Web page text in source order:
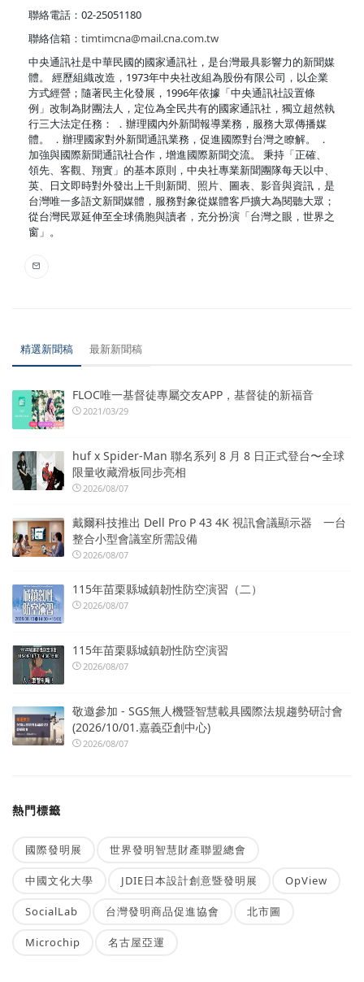
聯絡電話：02-25051180
聯絡信箱： timtimcna@mail.cna.com.tw
中央通訊社是中華民國的國家通訊社，是台灣最具影響力的新聞媒
體。 經歷組織改造，1973年中央社改組為股份有限公司，以企業
方式經營；隨著民主化發展，1996年依據「中央通訊社設置條
例」改制為財團法人，定位為全民共有的國家通訊社，獨立超然執
行三大法定任務： ．辦理國內外新聞報導業務，服務大眾傳播媒
體。 ．辦理國家對外新聞通訊業務，促進國際對台灣之瞭解。 ．
加強與國際新聞通訊社合作，增進國際新聞交流。 秉持「正確、
領先、客觀、翔實」的基本原則，中央社專業新聞團隊每天以中、
英、日文即時對外發出上千則新聞、照片、圖表、影音與資訊，是
台灣唯一多語文新聞媒體，服務對象從媒體客戶擴大為閱聽大眾；
從台灣民眾延伸至全球僑胞與讀者，充分扮演「台灣之眼，世界之
窗」。
精選新聞稿 最新新聞稿
FLOC唯一基督徒專屬交友APP，基督徒的新福音
2021/03/29
huf x Spider-Man 聯名系列 8 月 8 日正式登台〜全球
限量收藏滑板同步亮相
2026/08/07
戴爾科技推出 Dell Pro P 43 4K 視訊會議顯示器 一台
整合小型會議室所需設備
2026/08/07
115年苗栗縣城鎮韌性防空演習（二）
2026/08/07
115年苗栗縣城鎮韌性防空演習
2026/08/07
敬邀參加 - SGS無人機暨智慧載具國際法規趨勢研討會
(2026/10/01.嘉義亞創中心)
2026/08/07
熱門標籤
國際發明展 世界發明智慧財產聯盟總會
中國文化大學 JDIE日本設計創意暨發明展 OpView
SocialLab 台灣發明商品促進協會 北市圖
Microchip 名古屋亞運